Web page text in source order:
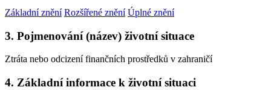
Základní znění Rozšířené znění Úplné znění
3. Pojmenování (název) životní situace
Ztráta nebo odcizení finančních prostředků v zahraničí
4. Základní informace k životní situaci